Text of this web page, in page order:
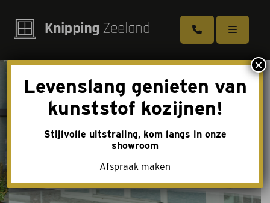
Kozijnen
Deuren
Schuifpuien
Levenslang genieten van
kunststof kozijnen!
Stijlvolle uitstraling, kom langs in onze
showroom
Afspraak maken
×